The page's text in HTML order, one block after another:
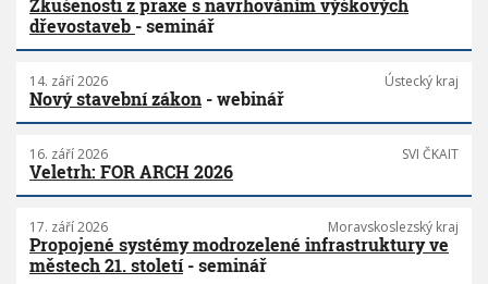
Zkušenosti z praxe s navrhováním výškových
dřevostaveb - seminář
14. září 2026 Ústecký kraj
Nový stavební zákon - webinář
16. září 2026 SVI ČKAIT
Veletrh: FOR ARCH 2026
17. září 2026 Moravskoslezský kraj
Propojené systémy modrozelené infrastruktury ve
městech 21. století- seminář